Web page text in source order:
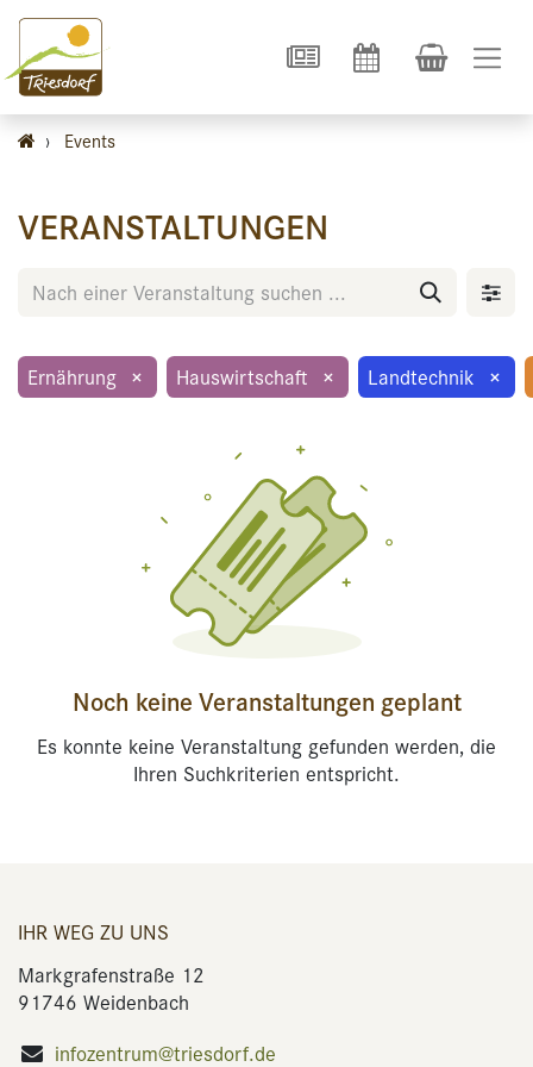
› Events
VERANSTALTUNGEN
Ernährung × Hauswirtschaft × Landtechnik ×
Noch keine Veranstaltungen geplant
Es konnte keine Veranstaltung gefunden werden, die
Ihren Suchkriterien entspricht.
IHR WEG ZU UNS
Markgrafenstraße 12
91746 Weidenbach
infozentrum@triesdorf.de